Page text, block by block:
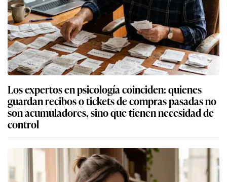
Los expertos en psicología coinciden: quienes
guardan recibos o tickets de compras pasadas no
son acumuladores, sino que tienen necesidad de
control